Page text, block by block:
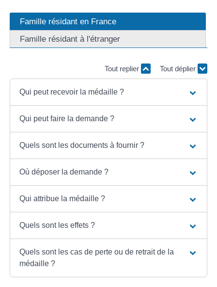
Famille résidant en France
Famille résidant à l'étranger
Tout replier Tout déplier
Qui peut recevoir la médaille ?
Qui peut faire la demande ?
Quels sont les documents à fournir ?
Où déposer la demande ?
Qui attribue la médaille ?
Quels sont les effets ?
Quels sont les cas de perte ou de retrait de la
médaille ?